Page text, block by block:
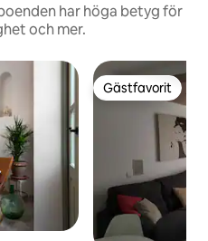
har höga betyg för
och mer.
Gästfavorit
Gästfavorit